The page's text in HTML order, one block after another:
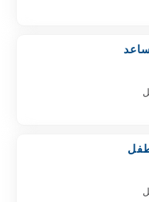
مساعد